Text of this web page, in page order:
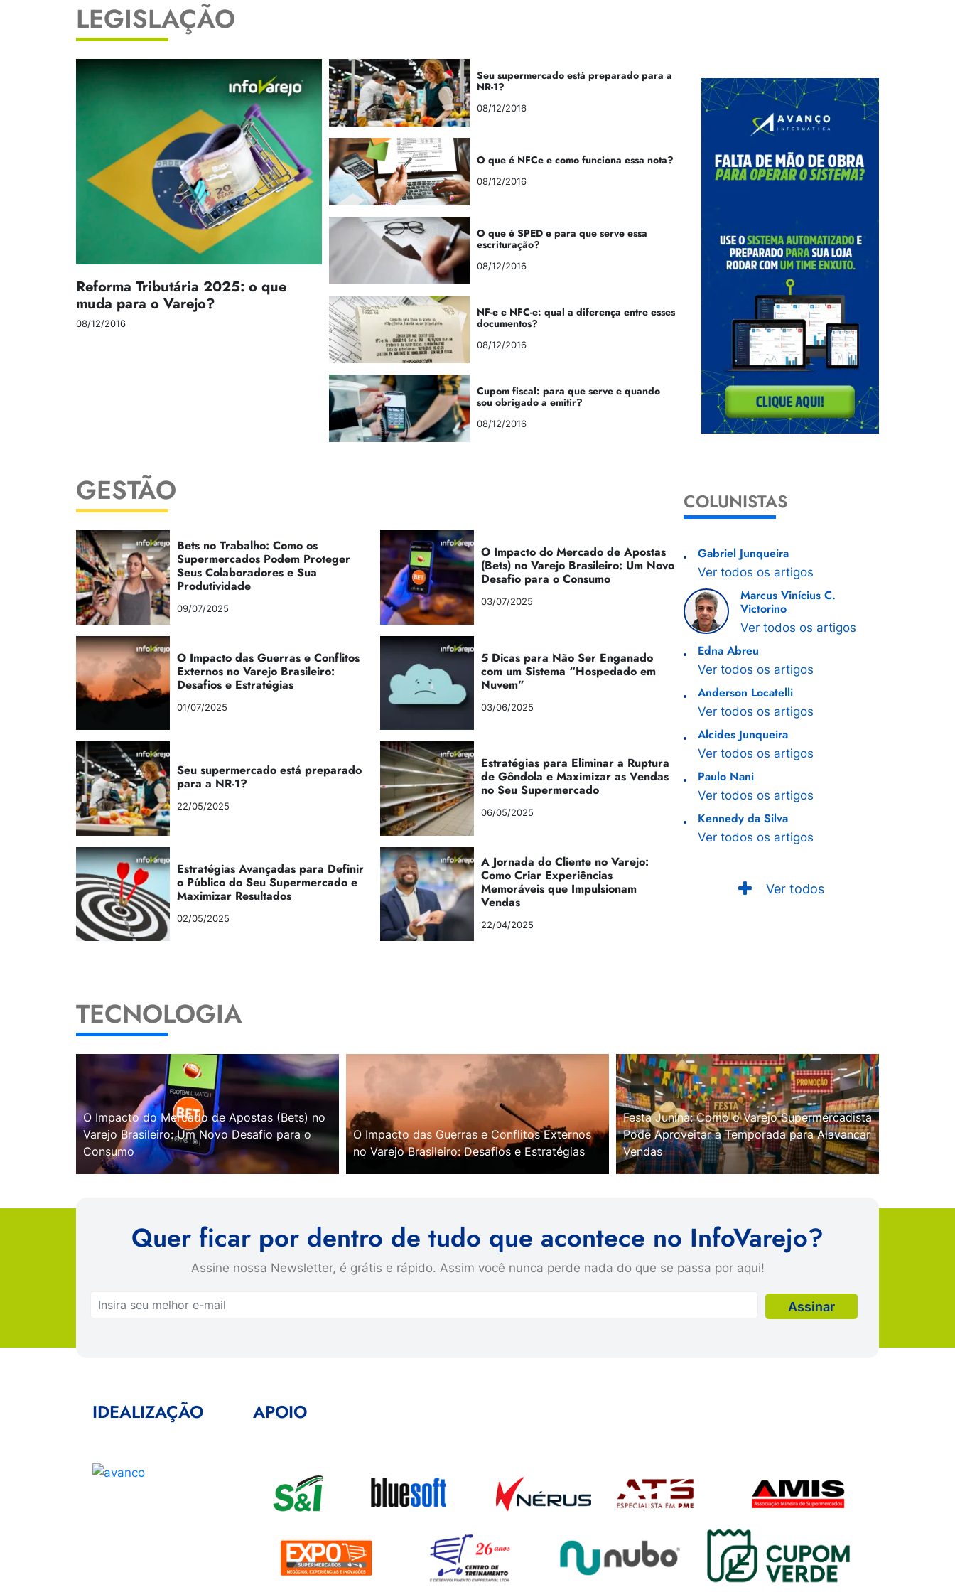
LEGISLAÇÃO
Reforma Tributária 2025: o que
muda para o Varejo?
08/12/2016
Seu supermercado está preparado para a
NR-1?
08/12/2016
O que é NFCe e como funciona essa nota?
08/12/2016
O que é SPED e para que serve essa
escrituração?
08/12/2016
NF-e e NFC-e: qual a diferença entre esses
documentos?
08/12/2016
Cupom fiscal: para que serve e quando
sou obrigado a emitir?
08/12/2016
GESTÃO
Bets no Trabalho: Como os
Supermercados Podem Proteger
Seus Colaboradores e Sua
Produtividade
09/07/2025
O Impacto do Mercado de Apostas
(Bets) no Varejo Brasileiro: Um Novo
Desafio para o Consumo
03/07/2025
O Impacto das Guerras e Conflitos
Externos no Varejo Brasileiro:
Desafios e Estratégias
01/07/2025
5 Dicas para Não Ser Enganado
com um Sistema “Hospedado em
Nuvem”
03/06/2025
Seu supermercado está preparado
para a NR-1?
22/05/2025
Estratégias para Eliminar a Ruptura
de Gôndola e Maximizar as Vendas
no Seu Supermercado
06/05/2025
Estratégias Avançadas para Definir
o Público do Seu Supermercado e
Maximizar Resultados
02/05/2025
A Jornada do Cliente no Varejo:
Como Criar Experiências
Memoráveis que Impulsionam
Vendas
22/04/2025
COLUNISTAS
Gabriel Junqueira
Ver todos os artigos
Marcus Vinícius C.
Victorino
Ver todos os artigos
Edna Abreu
Ver todos os artigos
Anderson Locatelli
Ver todos os artigos
Alcides Junqueira
Ver todos os artigos
Paulo Nani
Ver todos os artigos
Kennedy da Silva
Ver todos os artigos
Ver todos
TECNOLOGIA
O Impacto do Mercado de Apostas (Bets) no
Varejo Brasileiro: Um Novo Desafio para o
Consumo
O Impacto das Guerras e Conflitos Externos
no Varejo Brasileiro: Desafios e Estratégias
Festa Junina: Como o Varejo Supermercadista
Pode Aproveitar a Temporada para Alavancar
Vendas
Quer ficar por dentro de tudo que acontece no InfoVarejo?
Assine nossa Newsletter, é grátis e rápido. Assim você nunca perde nada do que se passa por aqui!
IDEALIZAÇÃO APOIO